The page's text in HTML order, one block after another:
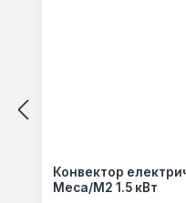
Конвектор
Meca/M2 1.5 кВт